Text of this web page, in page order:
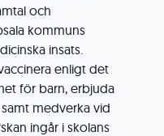
och
kommuns
insats.
enligt det
för barn, erbjuda
medverka vid
ingår i skolans